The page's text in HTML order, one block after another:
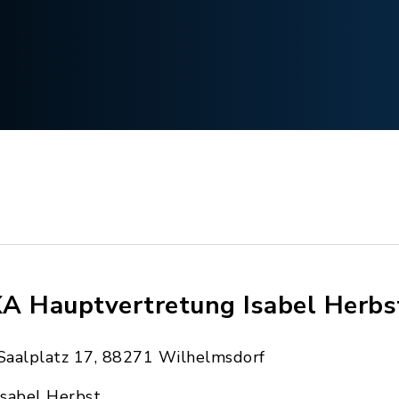
Hauptvertretung Isabel
17, 88271 Wilhelmsdorf